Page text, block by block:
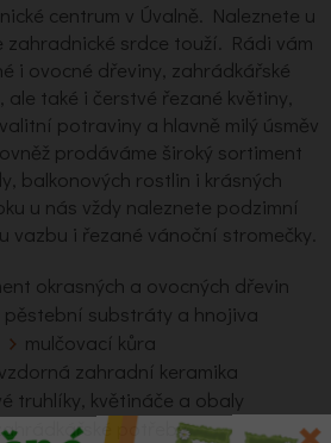
centrum v Úvalně. Naleznete u
zahradnické srdce touží. Rádi vám
i ovocné dřeviny, zahrádkářské
také i čerstvé řezané květiny,
potraviny a hlavně milý úsměv
prodáváme široký sortiment
balkonových rostlin i krásných
u nás vždy naleznete podzimní
vazbu i řezané vánoční stromečky.
okrasných a ovocných dřevin
pěstební substráty a hnojiva
mulčovací kůra
zahradní keramika
truhlíky, květináče a obaly
zahrádkářské potřeby